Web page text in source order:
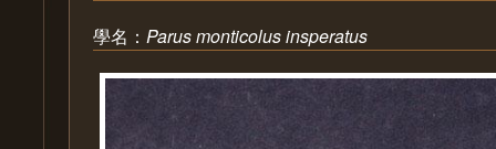
學名： Parus monticolus insperatus